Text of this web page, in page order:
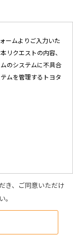
ームよりご入力いた
リクエストの内容、
のシステムに不具合
ムを管理するトヨタ
き、ご同意いただけ